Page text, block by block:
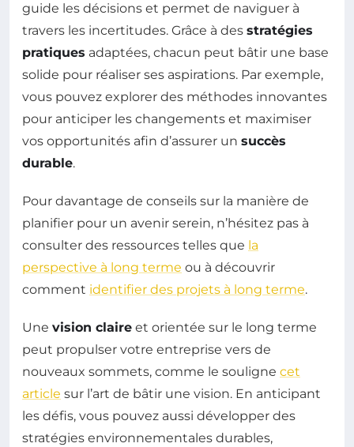
guide les décisions et permet de naviguer à
travers les incertitudes. Grâce à des stratégies
pratiques adaptées, chacun peut bâtir une base
solide pour réaliser ses aspirations. Par exemple,
vous pouvez explorer des méthodes innovantes
pour anticiper les changements et maximiser
vos opportunités afin d’assurer un succès
durable.
Pour davantage de conseils sur la manière de
planifier pour un avenir serein, n’hésitez pas à
consulter des ressources telles que la
perspective à long terme ou à découvrir
comment identifier des projets à long terme.
Une vision claire et orientée sur le long terme
peut propulser votre entreprise vers de
nouveaux sommets, comme le souligne cet
article sur l’art de bâtir une vision. En anticipant
les défis, vous pouvez aussi développer des
stratégies environnementales durables,